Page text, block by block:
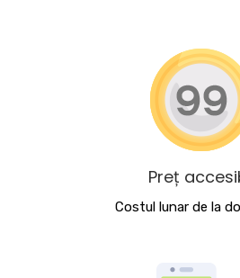
Preț
Costul lunar de la